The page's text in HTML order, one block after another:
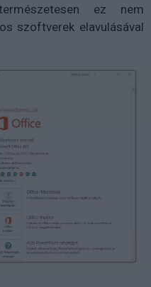
ez nem
szoftverek elavulásával